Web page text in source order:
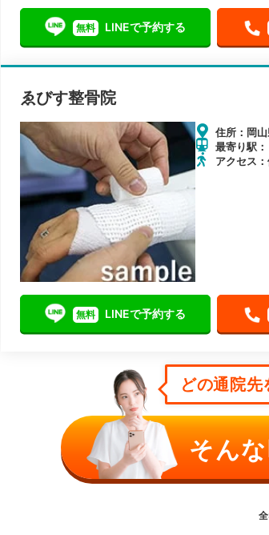
無料 LINEで予約する
ゑびす整骨院
住所：岡
最寄り駅
アクセス
無料 LINEで予約する
どの通院
そん